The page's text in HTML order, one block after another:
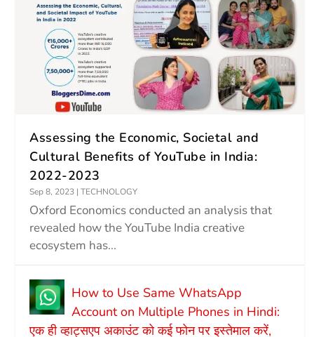
Assessing the Economic, Societal and
Cultural Benefits of YouTube in India:
2022-2023
Sep 8, 2023 |TECHNOLOGY
Oxford Economics conducted an analysis that
revealed how the YouTube India creative
ecosystem has...
How to Use Same WhatsApp
Account on Multiple Phones in Hindi:
एक ही व्हाट्सएप अकाउंट को कई फोन पर इस्तेमाल करें,